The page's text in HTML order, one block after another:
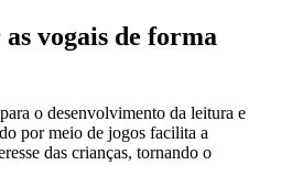
vogais de forma
o desenvolvimento da leitura e
por meio de jogos facilita a
das crianças, tornando o